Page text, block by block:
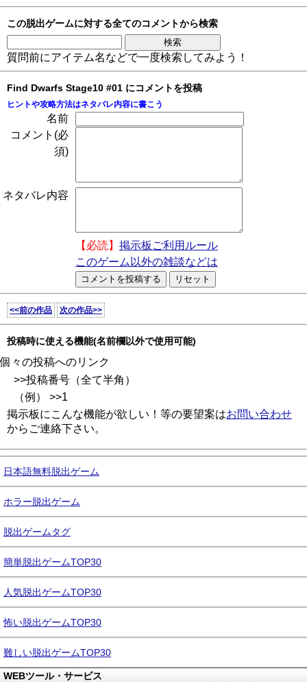
この脱出ゲームに対する全てのコメントから検索
質問前にアイテム名などで一度検索してみよう！
Find Dwarfs Stage10 #01 にコメントを投稿
ヒントや攻略方法はネタバレ内容に書こう
名前
コメント(必
須)
ネタバレ内容
【必読】 掲示板ご利用ルール
このゲーム以外の雑談などは
<<前の作品 次の作品>>
投稿時に使える機能(名前欄以外で使用可能)
個々の投稿へのリンク
>>投稿番号（全て半角）
（例） >>1
掲示板にこんな機能が欲しい！等の要望案はお問い合わせ
からご連絡下さい。
日本語無料脱出ゲーム
ホラー脱出ゲーム
脱出ゲームタグ
簡単脱出ゲームTOP30
人気脱出ゲームTOP30
怖い脱出ゲームTOP30
難しい脱出ゲームTOP30
WEBツール・サービス